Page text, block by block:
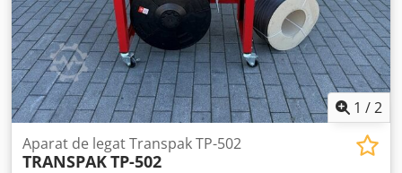
1 /2
Aparat de legat Transpak TP-502
TRANSPAKTP-502